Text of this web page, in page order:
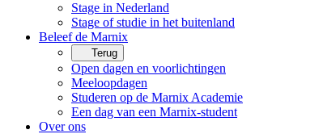
Stage in Nederland
Stage of studie in het buitenland
Beleef de Marnix
Terug
Open dagen en voorlichtingen
Meeloopdagen
Studeren op de Marnix Academie
Een dag van een Marnix-student
Over ons